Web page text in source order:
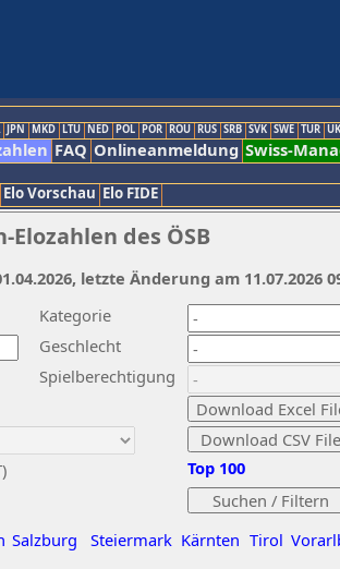
JPN MKD LTU NED POL POR ROU RUS SRB SVK SWE TUR
FAQ Onlineanmeldung Swiss-
Elo Vorschau Elo FIDE
des ÖSB
Kategorie
Geschlecht
Spielberechtigung
Salzburg Steiermark Kärnten Tirol
Top 100
letzte Änderung am 11.07.2026